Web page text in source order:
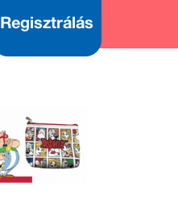
Regisztrálás